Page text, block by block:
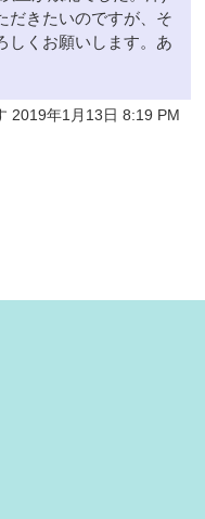
だきたいのですが、そ
しくお願いします。あ
2019年1月13日 8:19 PM